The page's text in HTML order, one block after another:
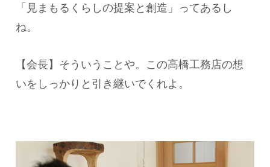
「見まもるくらしの提案と創造」ってあるし
ね。
【会長】そういうことや。この高橋工務店の想
いをしっかりと引き継いでくれよ。